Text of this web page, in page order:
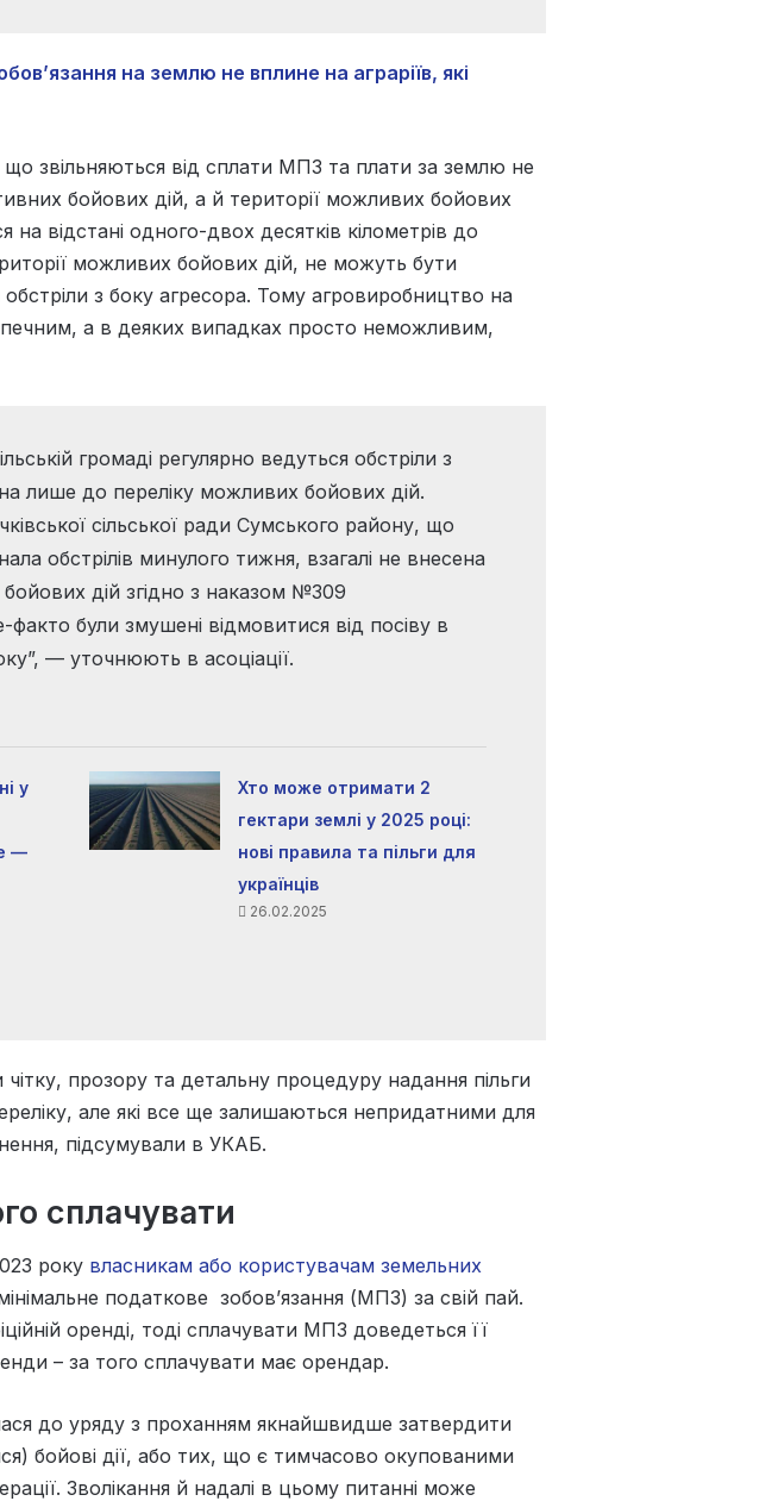
на землю не вплине на аграріїв, які
звільняються від сплати МПЗ та плати за землю не
бойових дій, а й території можливих бойових
на відстані одного-двох десятків кілометрів до
можливих бойових дій, не можуть бути
з боку агресора. Тому агровиробництво на
а в деяких випадках просто неможливим,
громаді регулярно ведуться обстріли з
лише до переліку можливих бойових дій.
сільської ради Сумського району, що
обстрілів минулого тижня, взагалі не внесена
дій згідно з наказом №309
факто були змушені відмовитися від посіву в
— уточнюють в асоціації.
у
—
Хто може отримати 2
гектари землі у 2025 році:
нові правила та пільги для
українців
26.02.2025
прозору та детальну процедуру надання пільги
але які все ще залишаються непридатними для
підсумували в УКАБ.
сплачувати
року власникам або користувачам земельних
податкове зобов’язання (МПЗ) за свій пай.
оренді, тоді сплачувати МПЗ доведеться її
– за того сплачувати має орендар.
до уряду з проханням якнайшвидше затвердити
бойові дії, або тих, що є тимчасово окупованими
Зволікання й надалі в цьому питанні може